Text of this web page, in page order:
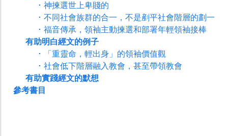
･ 神揀選世上卑賤的
･ 不同社會族群的合一，不是剷平社會階層的劃一
･ 福音傳承，領袖主動揀選和部署年輕領袖接棒
有助明白經文的例子
･
「重靈命，輕出身」的領袖價值觀
･ 社會低下階層融入教會，甚至帶領教會
有助實踐經文的默想
參考書目